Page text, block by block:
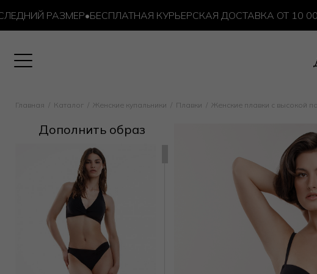
РАЗМЕР•БЕСПЛАТНАЯ КУРЬЕРСКАЯ ДОСТАВКА ОТ 10 000 ₽•
Главная Каталог Женские купальники Плавки Женские плавки с высокой
Дополнить образ